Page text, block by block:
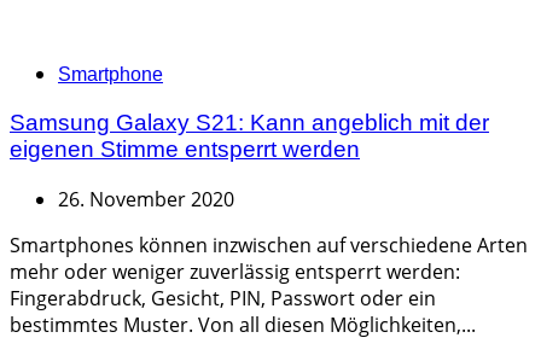
Categories
Smartphone
Samsung Galaxy S21: Kann angeblich mit der
eigenen Stimme entsperrt werden
26. November 2020
Smartphones können inzwischen auf verschiedene Arten
mehr oder weniger zuverlässig entsperrt werden:
Fingerabdruck, Gesicht, PIN, Passwort oder ein
bestimmtes Muster. Von all diesen Möglichkeiten,...